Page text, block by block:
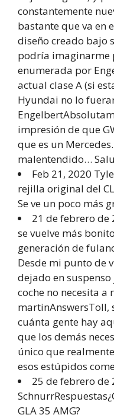
constantemente
bastante que va en
diseño creado bajo
podría imaginarme
enumerada por
actual clase A (si
Hyundai no lo
impresión de que
que es un
malentendido…
Feb 21, 2020
rejilla original del
Se ve un poco más
21 de febrero de
se vuelve más
generación de
Desde mi punto de
dejado en suspenso
coche no necesita a
martinAnswersToll,
cuánta gente hay
que los demás
único que
esos estúpidos
25 de febrero de
GLA 35 AMG?